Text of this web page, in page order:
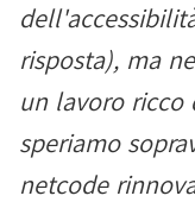
risposta), ma
un lavoro ricco
speriamo
netcode